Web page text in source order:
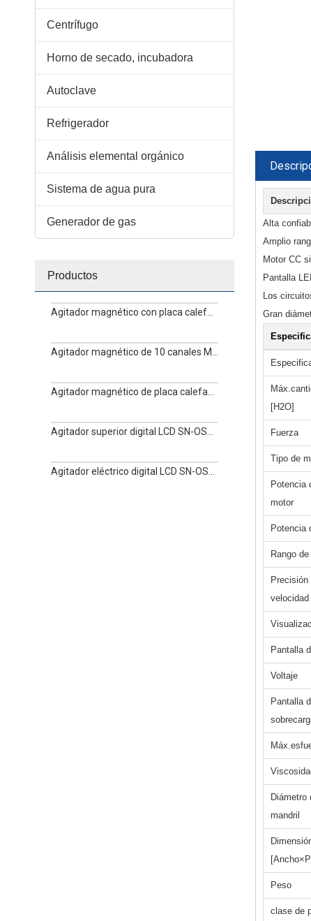
Centrífugo
Horno de secado, incubadora
Autoclave
Refrigerador
Análisis elemental orgánico
Sistema de agua pura
Generador de gas
Productos
Alta
Amplio
Motor CC
Pantalla
Los
Gran
[H2O]
Fuerza
Tipo de
Potencia
motor
Potencia
Rango
velocidad
Pantalla
Voltaje
Pantalla
Diámetro
mandril
Peso
clase de